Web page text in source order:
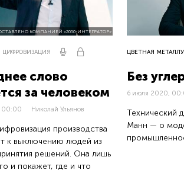
КОМПАНИЕЙ «2050-ИНТЕГРАТОР»
ЦИФРОВИЗАЦИЯ
слово
за человеком
00:00 Николай Ульянов
производства
к выключению людей из
решений. Она лишь
и покажет, где и что
ЦВЕТНАЯ
Без
6 июля 2020,
Технический
Манн — о